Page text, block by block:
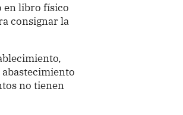
en libro físico
consignar la
no tienen